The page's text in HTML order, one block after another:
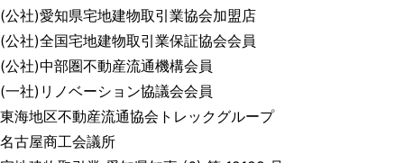
(公社)愛知県宅地建物取引業協会加盟店
(公社)全国宅地建物取引業保証協会会員
(公社)中部圏不動産流通機構会員
(一社)リノベーション協議会会員
東海地区不動産流通協会トレックグループ
名古屋商工会議所